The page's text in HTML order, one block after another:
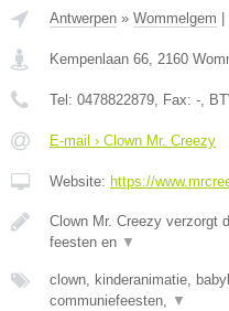
Antwerpen » Wommelgem
Kempenlaan 66, 2160
Tel: 0478822879, Fax: -,
E-mail › Clown Mr. Creezy
Website: https://
Clown Mr. Creezy verzorgt
feesten en ▼
clown, kinderanimatie,
communiefeesten, ▼